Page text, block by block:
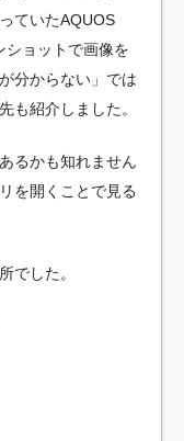
ていたAQUOS
ショットで画像を
分からない」では
も紹介しました。
るかも知れません
を開くことで見る
でした。